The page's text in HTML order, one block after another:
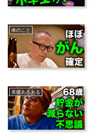
体のこと
老後あるある